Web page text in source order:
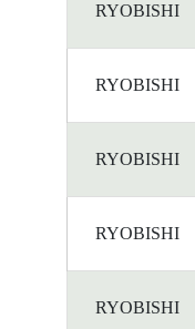
RYOBISHI
RYOBISHI
RYOBISHI
RYOBISHI
RYOBISHI